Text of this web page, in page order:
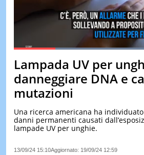
PauseUnmute
Loaded:73.55%
Lampada UV per
danneggiare DNA e
mutazioni
Una ricerca americana ha
danni permanenti causati
lampade UV per unghie.
13/09/24 15:10Aggiornato: 19/09/24 12:59